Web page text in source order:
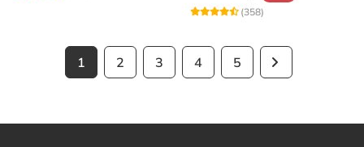
(358)
1 2 3 4 5